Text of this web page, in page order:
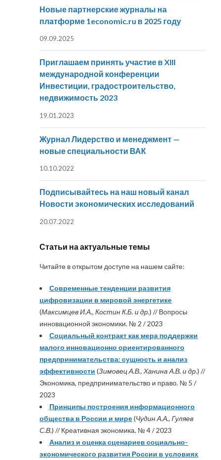
Новые партнерские журналы на
платформе 1economic.ru в 2025 году
09.09.2025
Приглашаем принять участие в XIII
международной конференции
Инвестиции, градостроительство,
недвижимость 2023
19.01.2023
Журнал Лидерство и менеджмент —
новые специальности ВАК
10.10.2022
Подписывайтесь на наш новый канал
Новости экономических исследований
20.07.2022
Статьи на актуальные темы
Читайте в открытом доступе на нашем сайте:
Современные тенденции развития
цифровизации в мировой энергетике
(Максимцев И.А., Костин К.Б. и др.) // Вопросы
инновационной экономики. № 2 / 2023
Социальный контракт как мера поддержки
малого инновационно ориентированного
предпринимательства: сущность и анализ
эффективности (Зимовец А.В., Ханина А.В. и др.) //
Экономика, предпринимательство и право. № 5 /
2023
Принципы построения информационного
общества в России и мире(Чудин А.А., Гуляев
С.В.) // Креативная экономика. № 4 / 2023
Анализ и оценка сценариев социально-
экономического развития России в условиях